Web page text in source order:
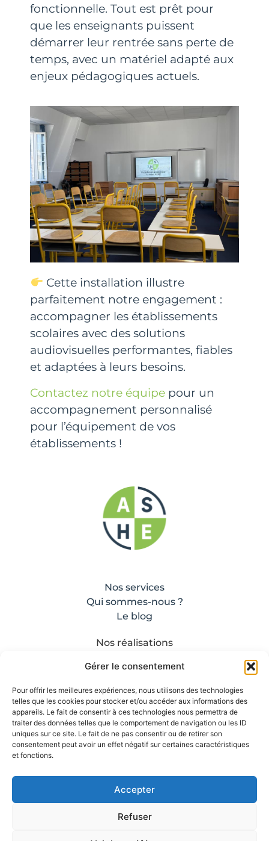
Gérer le consentement
Pour offrir les meilleures expériences, nous utilisons des technologies
telles que les cookies pour stocker et/ou accéder aux informations des
appareils. Le fait de consentir à ces technologies nous permettra de
traiter des données telles que le comportement de navigation ou les ID
uniques sur ce site. Le fait de ne pas consentir ou de retirer son
consentement peut avoir un effet négatif sur certaines caractéristiques
et fonctions.
Accepter
Refuser
fonctionnelle. Tout est prêt pour
que les enseignants puissent
démarrer leur rentrée sans perte de
temps, avec un matériel adapté aux
enjeux pédagogiques actuels.
Cette installation illustre
parfaitement notre engagement :
accompagner les établissements
scolaires avec des solutions
audiovisuelles performantes, fiables
et adaptées à leurs besoins.
Contactez notre équipe pour un
accompagnement personnalisé
pour l’équipement de vos
établissements !
Nos services
Qui sommes-nous ?
Le blog
Nos réalisations
Mentions légales
Nos CGV